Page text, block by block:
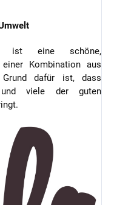
ist eine schöne,
Kombination aus
dafür ist, dass
viele der guten